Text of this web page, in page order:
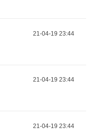
21-04-19 23:44
21-04-19 23:44
21-04-19 23:44